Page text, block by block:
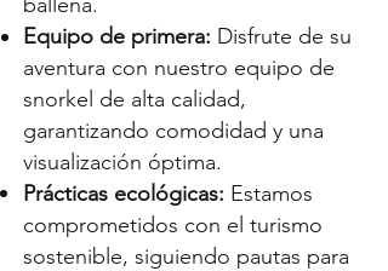
Equipo de primera: Disfrute de su
aventura con nuestro equipo de
snorkel de alta calidad,
garantizando comodidad y una
visualización óptima.
Prácticas ecológicas: Estamos
comprometidos con el turismo
sostenible, siguiendo pautas para